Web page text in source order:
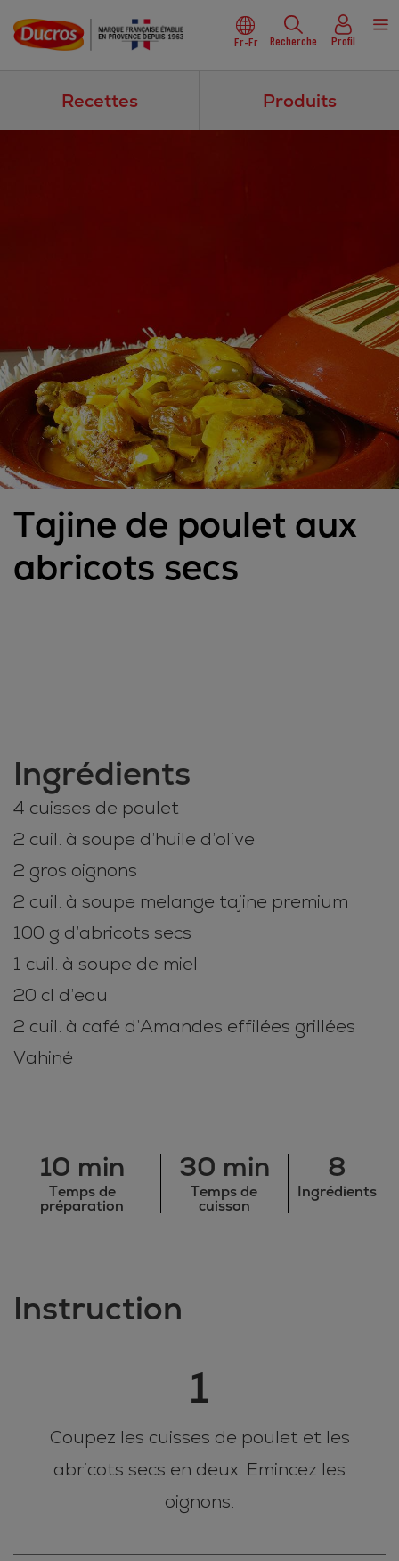
Fr-Fr Recherche Profil
Recettes Produits
Tajine de poulet aux
abricots secs
Ingrédients
4 cuisses de poulet
2 cuil. à soupe d’huile d’olive
2 gros oignons
2 cuil. à soupe melange tajine premium
100 g d’abricots secs
1 cuil. à soupe de miel
20 cl d’eau
2 cuil. à café d’Amandes effilées grillées
Vahiné
10 min
Temps de
préparation
30 min
Temps de
cuisson
8
Ingrédients
Instruction
1
Coupez les cuisses de poulet et les
abricots secs en deux. Emincez les
oignons.